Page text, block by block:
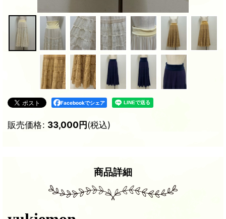
Facebookでシェア
販売価格: 33,000円(税込)
商品詳細